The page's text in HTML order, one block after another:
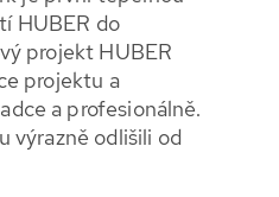
HUBER do
projekt HUBER
projektu a
a profesionálně.
výrazně odlišili od